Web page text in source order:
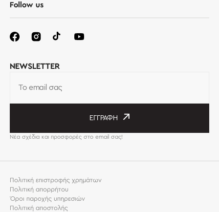
NEWSLETTER
Το email σας
ΕΓΓΡΑΦΉ
Νέα σχέδια και προσφορές στο email σας!
Follow us
Πολιτική επιστροφής χρημάτων
Πολιτική απορρήτου
Όροι παροχής υπηρεσιών
Πολιτική αποστολής